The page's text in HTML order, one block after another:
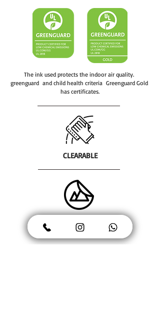
DSS sertifikası ile üst düzey veri
güvenliği ve fraud kontrol filtreleri
ile sahteciliğe karşı önlem,
ödeme iyzico altyapısı birlikte
sahip olunan en önemli
The ink used protects the indoor air quality.
greenguard and child health criteria Greenguard Gold
has certificates.
CLEARABLE
DETACHABLE
CAN BE REUSABLE